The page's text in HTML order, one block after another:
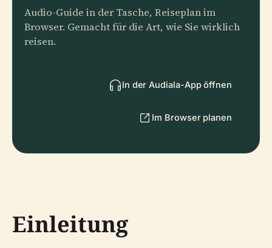
Audio-Guide in der Tasche, Reiseplan im
Browser. Gemacht für die Art, wie Sie wirklich
reisen.
In der Audiala-App öffnen
Im Browser planen
Einleitung